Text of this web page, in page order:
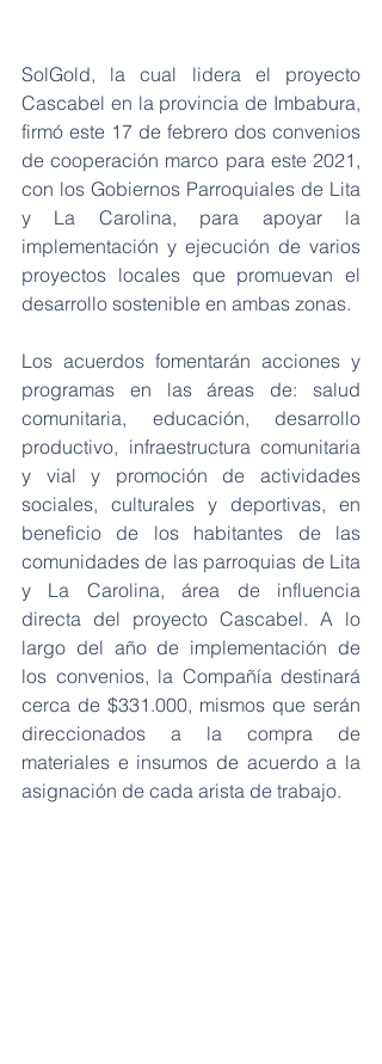
SolGold, la cual lidera el proyecto
Cascabel en la provincia de Imbabura,
firmó este 17 de febrero dos convenios
de cooperación marco para este 2021,
con los Gobiernos Parroquiales de Lita
y La Carolina, para apoyar la
implementación y ejecución de varios
proyectos locales que promuevan el
desarrollo sostenible en ambas zonas.
Los acuerdos fomentarán acciones y
programas en las áreas de: salud
comunitaria, educación, desarrollo
productivo, infraestructura comunitaria
y vial y promoción de actividades
sociales, culturales y deportivas, en
beneficio de los habitantes de las
comunidades de las parroquias de Lita
y La Carolina, área de influencia
directa del proyecto Cascabel. A lo
largo del año de implementación de
los convenios, la Compañía destinará
cerca de $331.000, mismos que serán
direccionados a la compra de
materiales e insumos de acuerdo a la
asignación de cada arista de trabajo.